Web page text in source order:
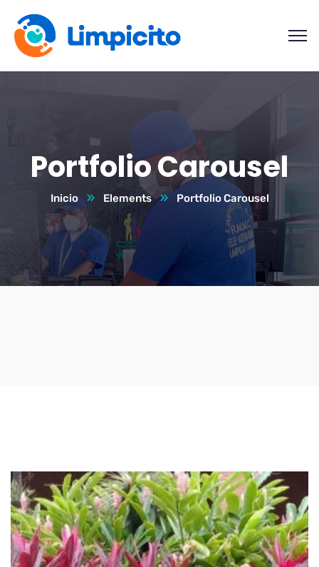
Portfolio Carousel
Inicio Elements Portfolio Carousel